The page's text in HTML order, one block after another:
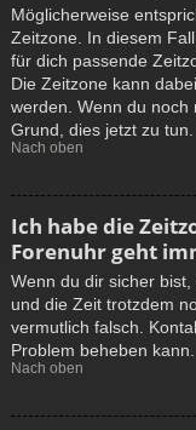
Möglicherweise
Zeitzone. In diesem
für dich passende
Die Zeitzone kann
werden. Wenn du noch
Grund, dies jetzt zu tun.
Nach oben
Ich habe die
Forenuhr geht
Wenn du dir sicher
und die Zeit trotzdem
vermutlich falsch.
Problem beheben kann.
Nach oben